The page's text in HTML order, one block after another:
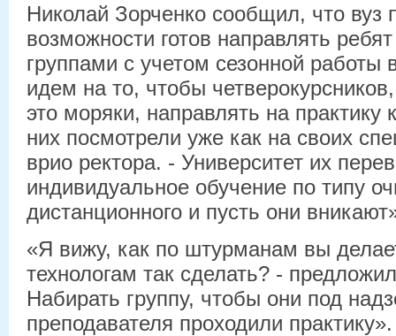
Николай Зорченко сообщил, что вуз
возможности готов направлять
группами с учетом сезонной
идем на то, чтобы
это моряки, направлять на
них посмотрели уже как на своих
врио ректора. - Университет их
индивидуальное обучение по типу
дистанционного и пусть они
«Я вижу, как по штурманам вы
технологам так сделать? -
Набирать группу, чтобы они под
преподавателя проходили практику».